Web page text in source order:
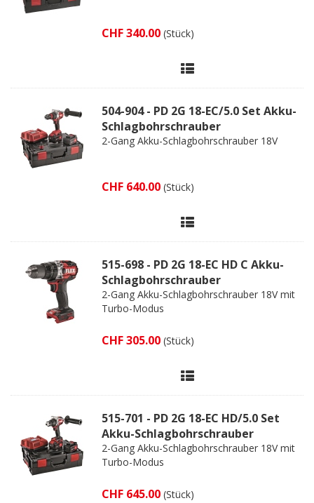
CHF 340.00 (Stück)
504-904 - PD 2G 18-EC/5.0 Set Akku-
Schlagbohrschrauber
2-Gang Akku-Schlagbohrschrauber 18V
CHF 640.00 (Stück)
515-698 - PD 2G 18-EC HD C Akku-
Schlagbohrschrauber
2-Gang Akku-Schlagbohrschrauber 18V mit
Turbo-Modus
CHF 305.00 (Stück)
515-701 - PD 2G 18-EC HD/5.0 Set
Akku-Schlagbohrschrauber
2-Gang Akku-Schlagbohrschrauber 18V mit
Turbo-Modus
CHF 645.00 (Stück)